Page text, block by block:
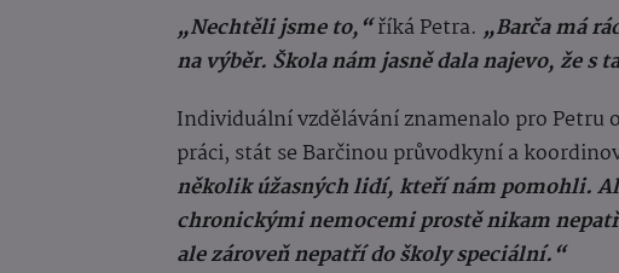
„Nechtěli jsme to,“říká Petra. „Barča má
na výběr. Škola nám jasně dala najevo, že
Individuální vzdělávání znamenalo pro Petru
práci, stát se Barčinou průvodkyní a
několik úžasných lidí, kteří nám pomohli.
chronickými nemocemi prostě nikam
ale zároveň nepatří do školy speciální.“